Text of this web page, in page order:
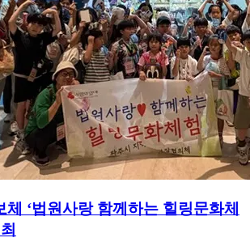
체 ‘법원사랑 함께하는 힐링문화체